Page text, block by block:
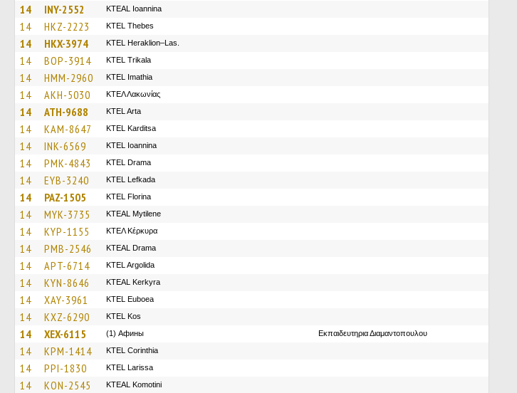
14 INY-2552 KTEAL Ioannina
14 HKZ-2223 KTEL Thebes
14 HKX-3974 KTEL Heraklion–Las.
14 BOP-3914 ΚΤΕL Τrikala
14 HMM-2960 KTEL Imathia
14 AKH-5030 ΚΤΕΛ Λακωνίας
14 ATH-9688 KTEL Arta
14 KAM-8647 ΚΤΕL Karditsa
14 INK-6569 KTEL Ioannina
14 PMK-4843 KTEL Drama
14 EYB-3240 KTEL Lefkada
14 PAZ-1505 KTEL Florina
14 MYK-3735 KTEAL Mytilene
14 KYP-1155 ΚΤΕΛ Κέρκυρα
14 PMB-2546 KTEAL Drama
14 APT-6714 KTEL Argolida
14 KYN-8646 KTEAL Kerkyra
14 XAY-3961 ΚΤΕL Euboea
14 KXZ-6290 KTEL Kos
14 XEX-6115 (1) Афины Εκπαιδευτηρια Διαμαντοπουλου
14 KPM-1414 KTEL Corinthia
14 PPI-1830 KTEL Larissa
14 KON-2545 KTEAL Komotini